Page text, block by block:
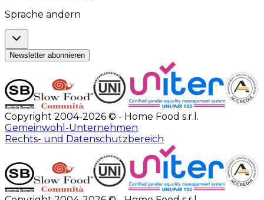
Sprache ändern
Newsletter abonnieren
Copyright 2004-2026 © - Home Food s.r.l.
Gemeinwohl-Unternehmen
Rechts- und Datenschutzbereich